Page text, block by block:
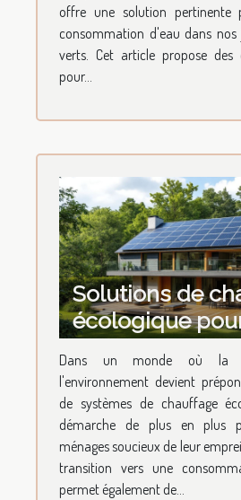
offre une solution pertinente
consommation d'eau dans nos
verts. Cet article propose des
pour...
Solutions de
écologique
maison durable
Transition et
Dans un monde où la
l'environnement devient
de systèmes de chauffage
démarche de plus en plus
ménages soucieux de leur
transition vers une
permet également de...